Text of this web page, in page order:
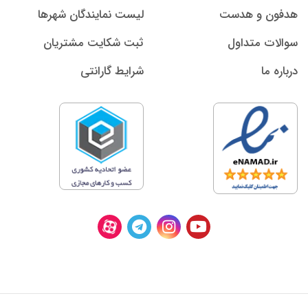
هدفون و هدست
سوالات متداول
درباره ما
لیست نمایندگان شهرها
ثبت شکایت مشتریان
شرایط گارانتی